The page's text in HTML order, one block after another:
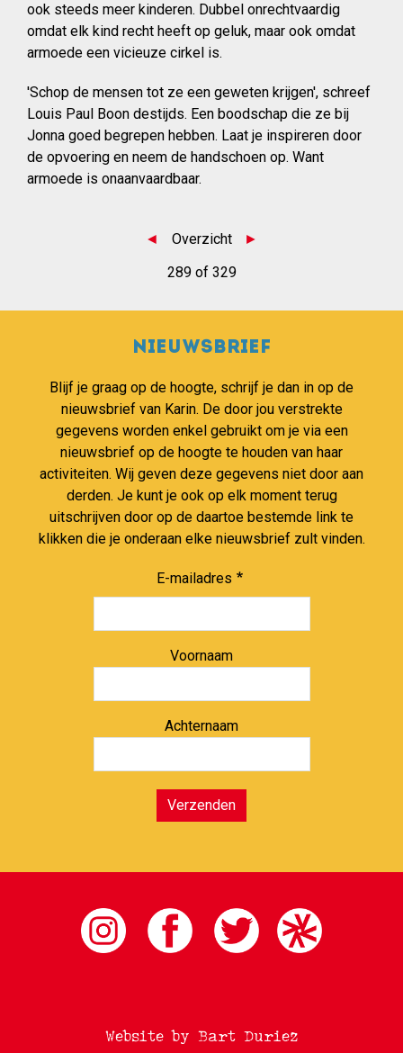
ook steeds meer kinderen. Dubbel onrechtvaardig
omdat elk kind recht heeft op geluk, maar ook omdat
armoede een vicieuze cirkel is.
'Schop de mensen tot ze een geweten krijgen', schreef
Louis Paul Boon destijds. Een boodschap die ze bij
Jonna goed begrepen hebben. Laat je inspireren door
de opvoering en neem de handschoen op. Want
armoede is onaanvaardbaar.
◄ Overzicht
►
289 of 329
Nieuwsbrief
Blijf je graag op de hoogte, schrijf je dan in op de
nieuwsbrief van Karin. De door jou verstrekte
gegevens worden enkel gebruikt om je via een
nieuwsbrief op de hoogte te houden van haar
activiteiten. Wij geven deze gegevens niet door aan
derden. Je kunt je ook op elk moment terug
uitschrijven door op de daartoe bestemde link te
klikken die je onderaan elke nieuwsbrief zult vinden.
E-mailadres
Voornaam
Achternaam
Verzenden
Website by Bart Duriez